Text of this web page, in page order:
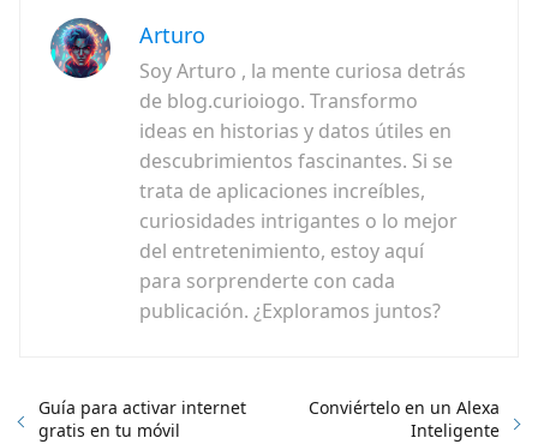
Arturo
Soy Arturo , la mente curiosa detrás
de blog.curioiogo. Transformo
ideas en historias y datos útiles en
descubrimientos fascinantes. Si se
trata de aplicaciones increíbles,
curiosidades intrigantes o lo mejor
del entretenimiento, estoy aquí
para sorprenderte con cada
publicación. ¿Exploramos juntos?
Guía para activar internet
gratis en tu móvil
Conviértelo en un Alexa
Inteligente